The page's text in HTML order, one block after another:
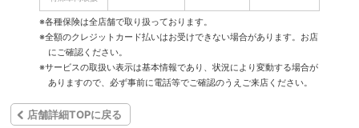
※各種保険は全店舗で取り扱っております。
※全額のクレジットカード払いはお受けできない場合があります。お店
にご確認ください。
※サービスの取扱い表示は基本情報であり、状況により変動する場合が
ありますので、必ず事前に電話等でご確認のうえご来店ください。
店舗詳細TOPに戻る